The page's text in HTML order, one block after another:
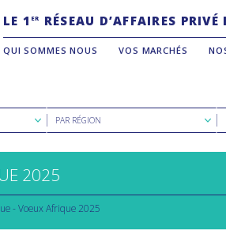
LE 1 ER RÉSEAU D’AFFAIRES
QUI SOMMES NOUS VOS MARCHÉS
Rechercher
parPAR RÉGION
2025
- Voeux Afrique 2025